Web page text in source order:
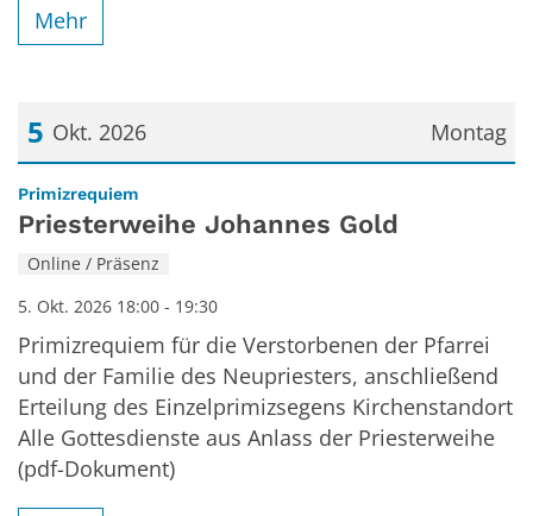
Mehr
Montag
5 Okt. 2026
Datum: 5. Oktober 2026
Primizrequiem
Priesterweihe Johannes Gold
Online / Präsenz
5. Okt. 2026 18:00 - 19:30
Primizrequiem für die Verstorbenen der Pfarrei
und der Familie des Neupriesters, anschließend
Erteilung des Einzelprimizsegens Kirchenstandort
Alle Gottesdienste aus Anlass der Priesterweihe
(pdf-Dokument)